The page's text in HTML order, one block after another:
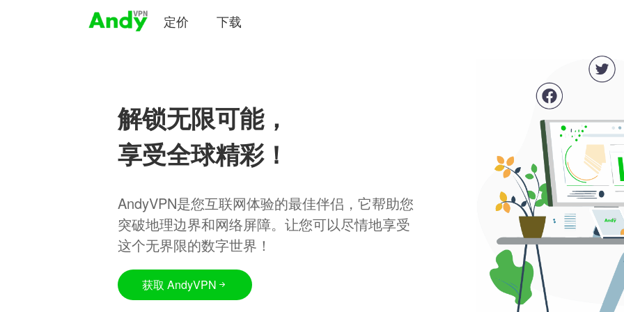
定价 下载
解锁无限可能，
享受全球精彩！
AndyVPN是您互联网体验的最佳伴侣，它帮助您
突破地理边界和网络屏障。让您可以尽情地享受
这个无界限的数字世界！
获取 AndyVPN